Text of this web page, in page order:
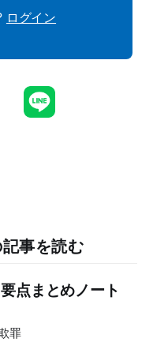
ログイン
事を読む
点まとめノート
罪